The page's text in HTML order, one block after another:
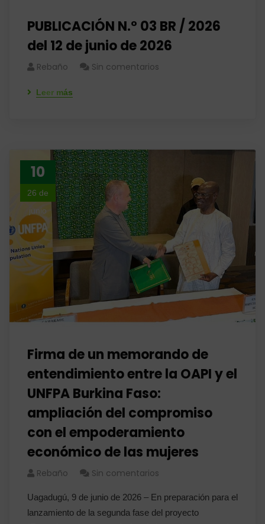
PUBLICACIÓN N.° 03 BR / 2026
del 12 de junio de 2026
Rebaño Sin comentarios
Leer más
10
26 de
junio
Firma de un memorando de
entendimiento entre la OAPI y el
UNFPA Burkina Faso:
ampliación del compromiso
con el empoderamiento
económico de las mujeres
Rebaño Sin comentarios
Uagadugú, 9 de junio de 2026 – En preparación para el
lanzamiento de la segunda fase del proyecto